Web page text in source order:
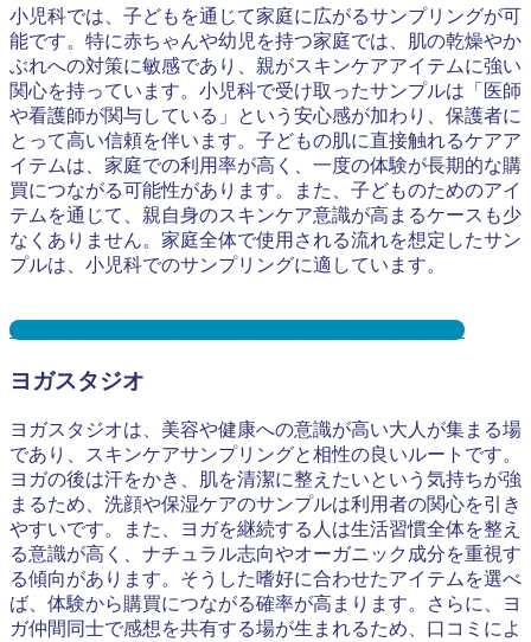
小児科では、子どもを通じて家庭に広がるサンプリングが可
能です。特に赤ちゃんや幼児を持つ家庭では、肌の乾燥やか
ぶれへの対策に敏感であり、親がスキンケアアイテムに強い
関心を持っています。小児科で受け取ったサンプルは「医師
や看護師が関与している」という安心感が加わり、保護者に
とって高い信頼を伴います。子どもの肌に直接触れるケアア
イテムは、家庭での利用率が高く、一度の体験が長期的な購
買につながる可能性があります。また、子どものためのアイ
テムを通じて、親自身のスキンケア意識が高まるケースも少
なくありません。家庭全体で使用される流れを想定したサン
プルは、小児科でのサンプリングに適しています。
小児科サンプリングとは？メリット３選と事例を紹介
ヨガスタジオ
ヨガスタジオは、美容や健康への意識が高い大人が集まる場
であり、スキンケアサンプリングと相性の良いルートです。
ヨガの後は汗をかき、肌を清潔に整えたいという気持ちが強
まるため、洗顔や保湿ケアのサンプルは利用者の関心を引き
やすいです。また、ヨガを継続する人は生活習慣全体を整え
る意識が高く、ナチュラル志向やオーガニック成分を重視す
る傾向があります。そうした嗜好に合わせたアイテムを選べ
ば、体験から購買につながる確率が高まります。さらに、ヨ
ガ仲間同士で感想を共有する場が生まれるため、口コミによ